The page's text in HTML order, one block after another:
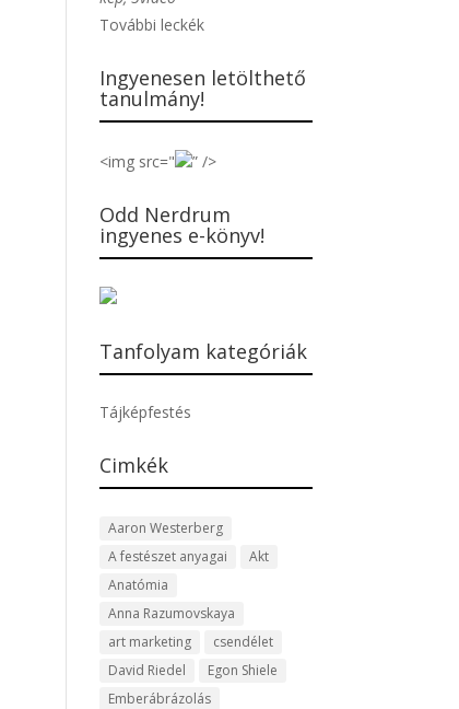
További leckék
Ingyenesen letölthető
tanulmány!
<img src=" ” />
Odd Nerdrum
ingyenes e-könyv!
Tanfolyam kategóriák
Tájképfestés
Cimkék
Aaron Westerberg
A festészet anyagai
Akt
Anatómia
Anna Razumovskaya
art marketing
csendélet
David Riedel
Egon Shiele
Emberábrázolás